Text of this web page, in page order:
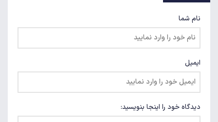
نام شما
ایمیل
دیدگاه خود را اینجا بنویسید: